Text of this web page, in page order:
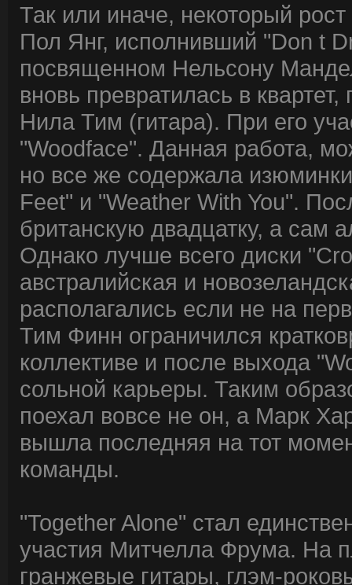
Так или иначе, некоторый
Пол Янг, исполнивший "Don t
посвященном Нельсону
вновь превратилась в
Нила Тим (гитара). При его
"Woodface". Данная работа,
но все же содержала
Feet" и "Weather With You".
британскую двадцатку, а сам
Однако лучше всего диски
австралийская и
располагались если не на
Тим Финн ограничился
коллективе и после выхода
сольной карьеры. Таким
поехал вовсе не он, а Марк
вышла последняя на тот
команды.
"Together Alone" стал
участия Митчелла Фрума. На
гранжевые гитары, глэм-